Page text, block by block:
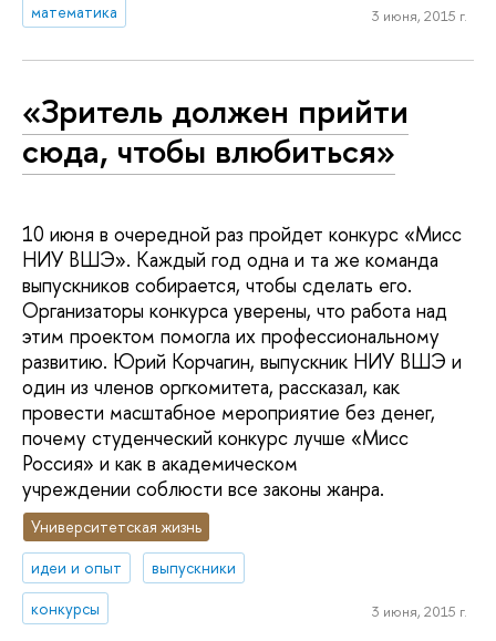
математика
3 июня, 2015 г.
«Зритель должен прийти
сюда, чтобы влюбиться»
10 июня в очередной раз пройдет конкурс «Мисс
НИУ ВШЭ». Каждый год одна и та же команда
выпускников собирается, чтобы сделать его.
Организаторы конкурса уверены, что работа над
этим проектом помогла их профессиональному
развитию. Юрий Корчагин, выпускник НИУ ВШЭ и
один из членов оргкомитета, рассказал, как
провести масштабное мероприятие без денег,
почему студенческий конкурс лучше «Мисс
Россия» и как в академическом
учреждении соблюсти все законы жанра.
Университетская жизнь
идеи и опыт
выпускники
конкурсы
3 июня, 2015 г.